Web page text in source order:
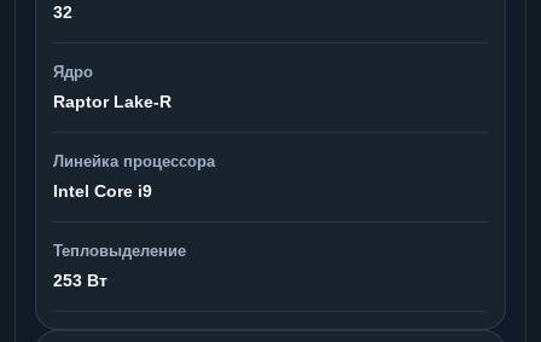
32
Ядро
Raptor Lake-R
Линейка процессора
Intel Core i9
Тепловыделение
253 Вт